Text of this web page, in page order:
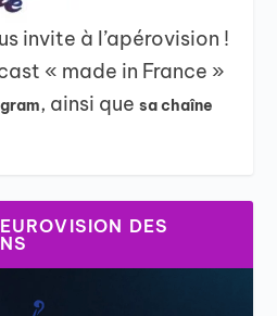
invite à l’apérovision !
« made in France »
, ainsi quesa chaîne
DES